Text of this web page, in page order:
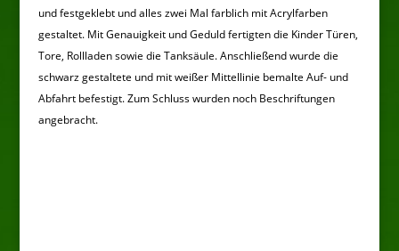
und festgeklebt und alles zwei Mal farblich mit Acrylfarben
gestaltet. Mit Genauigkeit und Geduld fertigten die Kinder Türen,
Tore, Rollladen sowie die Tanksäule. Anschließend wurde die
schwarz gestaltete und mit weißer Mittellinie bemalte Auf- und
Abfahrt befestigt. Zum Schluss wurden noch Beschriftungen
angebracht.